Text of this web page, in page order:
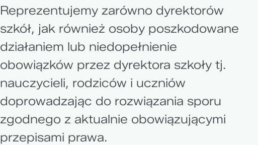
Reprezentujemy zarówno dyrektorów
szkół, jak również osoby poszkodowane
działaniem lub niedopełnienie
obowiązków przez dyrektora szkoły tj.
nauczycieli, rodziców i uczniów
doprowadzając do rozwiązania sporu
zgodnego z aktualnie obowiązującymi
przepisami prawa.